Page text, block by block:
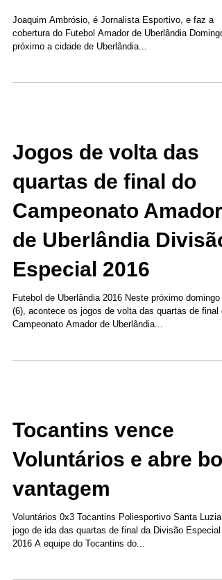
Joaquim Ambrósio, é Jornalista Esportivo, e faz a
cobertura do Futebol Amador de Uberlândia Domingo
próximo a cidade de Uberlândia...
Jogos de volta das
quartas de final do
Campeonato Amador
de Uberlândia Divisão
Especial 2016
Futebol de Uberlândia 2016 Neste próximo domingo
(6), acontece os jogos de volta das quartas de final
Campeonato Amador de Uberlândia...
Tocantins vence
Voluntários e abre
vantagem
Voluntários 0x3 Tocantins Poliesportivo Santa Luzia
jogo de ida das quartas de final da Divisão Especial
2016 A equipe do Tocantins do...